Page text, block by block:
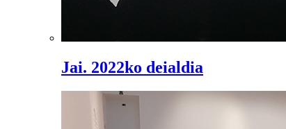
Jai. 2022ko deialdia